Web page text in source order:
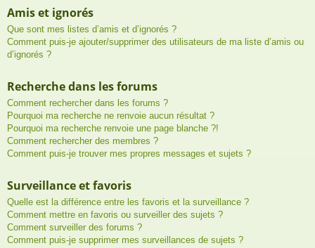
Amis et ignorés
Que sont mes listes d’amis et d’ignorés ?
Comment puis-je ajouter/supprimer des utilisateurs de ma liste d’amis ou
d’ignorés ?
Recherche dans les forums
Comment rechercher dans les forums ?
Pourquoi ma recherche ne renvoie aucun résultat ?
Pourquoi ma recherche renvoie une page blanche ?!
Comment rechercher des membres ?
Comment puis-je trouver mes propres messages et sujets ?
Surveillance et favoris
Quelle est la différence entre les favoris et la surveillance ?
Comment mettre en favoris ou surveiller des sujets ?
Comment surveiller des forums ?
Comment puis-je supprimer mes surveillances de sujets ?